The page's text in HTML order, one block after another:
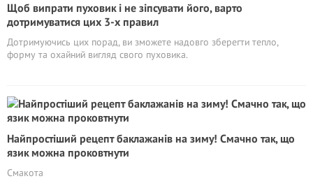
Щоб випрати пуховик і не зіпсувати його, варто
дотримуватися цих 3-х правил
Дотримуючись цих порад, ви зможете надовго зберегти тепло,
форму та охайний вигляд свого пуховика.
Найпростіший рецепт баклажанів на зиму! Смачно так, що
язик можна проковтнути
Смакота